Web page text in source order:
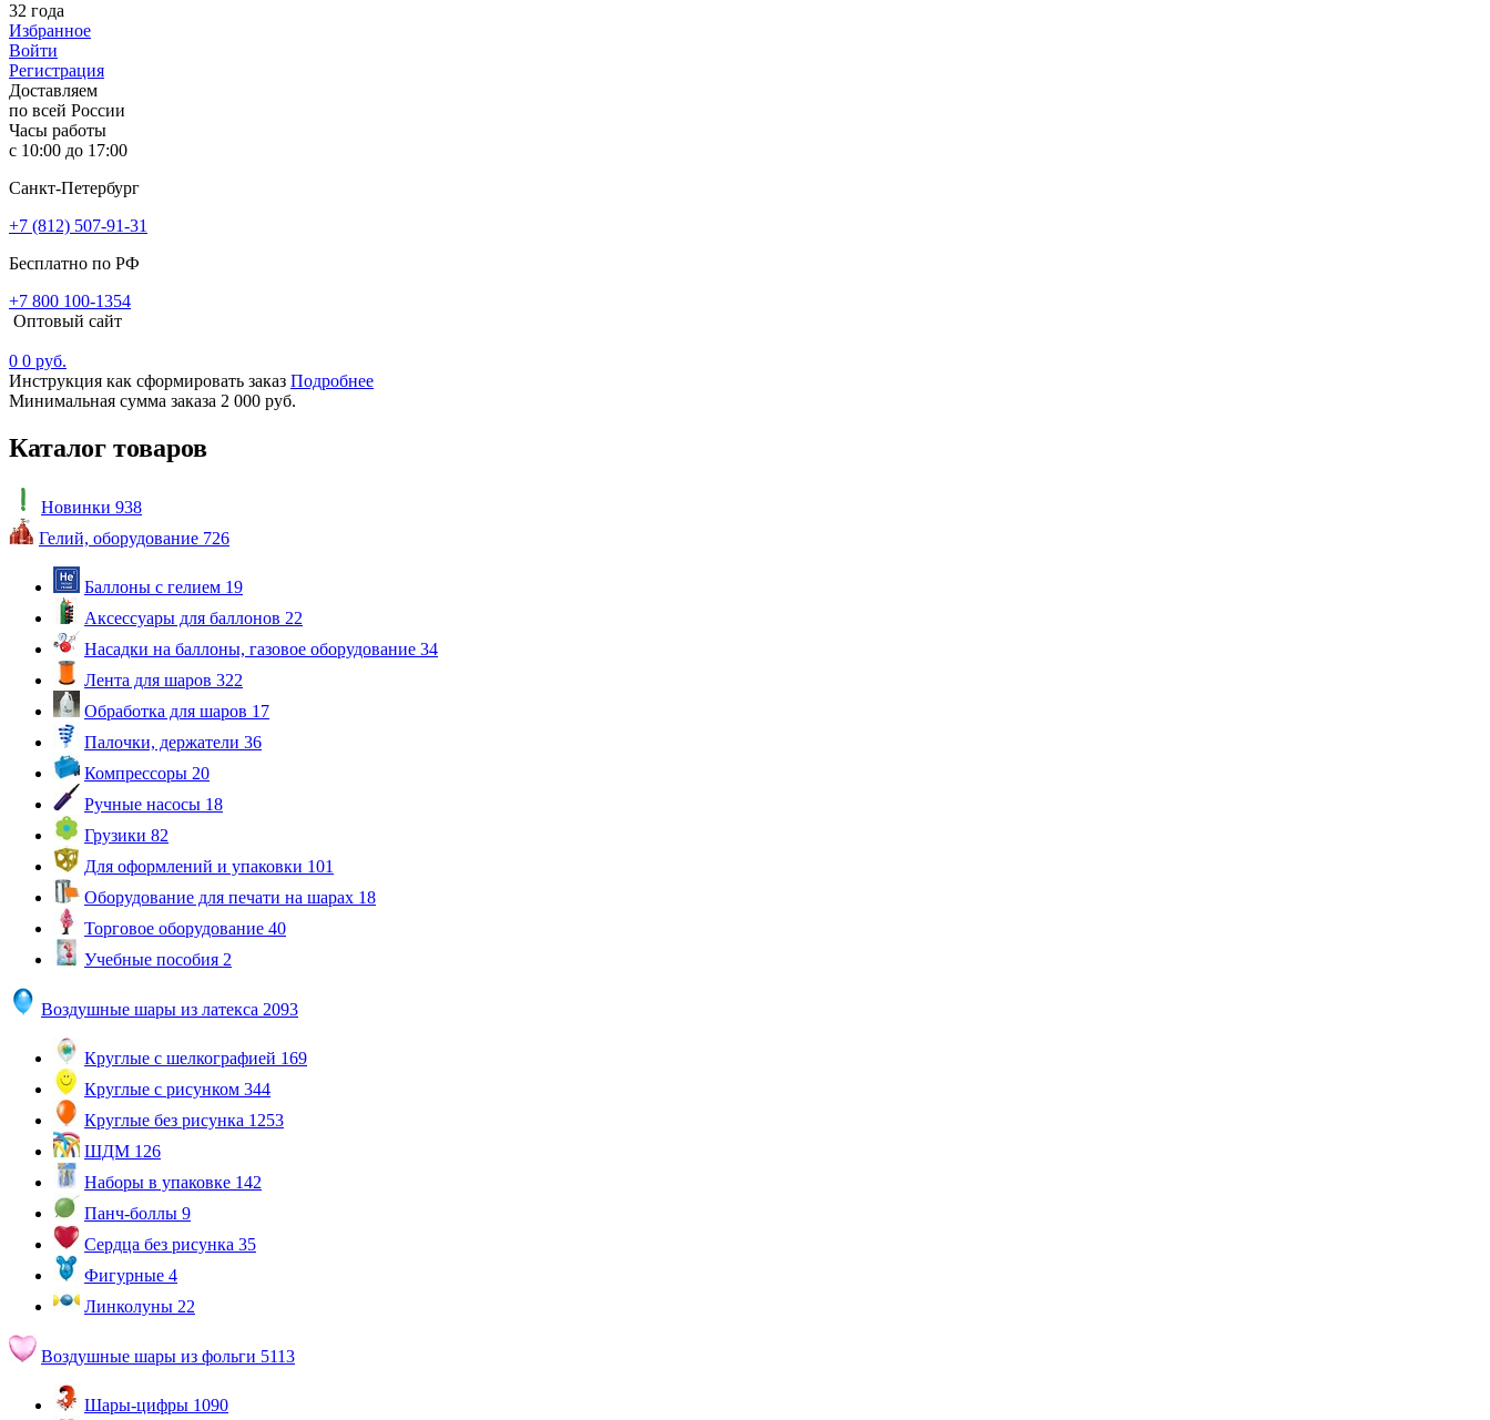
32 года
Избранное
Войти
Регистрация
Доставляем
по всей России
Часы работы
с 10:00 до 17:00
Санкт-Петербург
+7 (812) 507-91-31
Бесплатно по РФ
+7 800 100-1354
Оптовый сайт
0 0 руб.
Инструкция как сформировать заказ Подробнее
Минимальная сумма заказа 2 000 руб.
Каталог товаров
Новинки 938
Гелий, оборудование 726
Баллоны с гелием 19
Аксессуары для баллонов 22
Насадки на баллоны, газовое оборудование 34
Лента для шаров 322
Обработка для шаров 17
Палочки, держатели 36
Компрессоры 20
Ручные насосы 18
Грузики 82
Для оформлений и упаковки 101
Оборудование для печати на шарах 18
Торговое оборудование 40
Учебные пособия 2
Воздушные шары из латекса 2093
Круглые с шелкографией 169
Круглые с рисунком 344
Круглые без рисунка 1253
ШДМ 126
Наборы в упаковке 142
Панч-боллы 9
Сердца без рисунка 35
Фигурные 4
Линколуны 22
Воздушные шары из фольги 5113
Шары-цифры 1090